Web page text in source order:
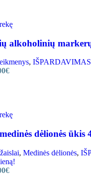
alkoholinių
, IŠPARDAVIMAS
€
dėlionės ūkis
, Medinės dėlionės,
€